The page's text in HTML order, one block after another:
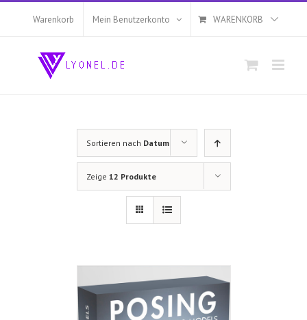
Zum
Warenkorb Mein Benutzerkonto WARENKORB
Sortieren nach Datum
Zeige 12 Produkte